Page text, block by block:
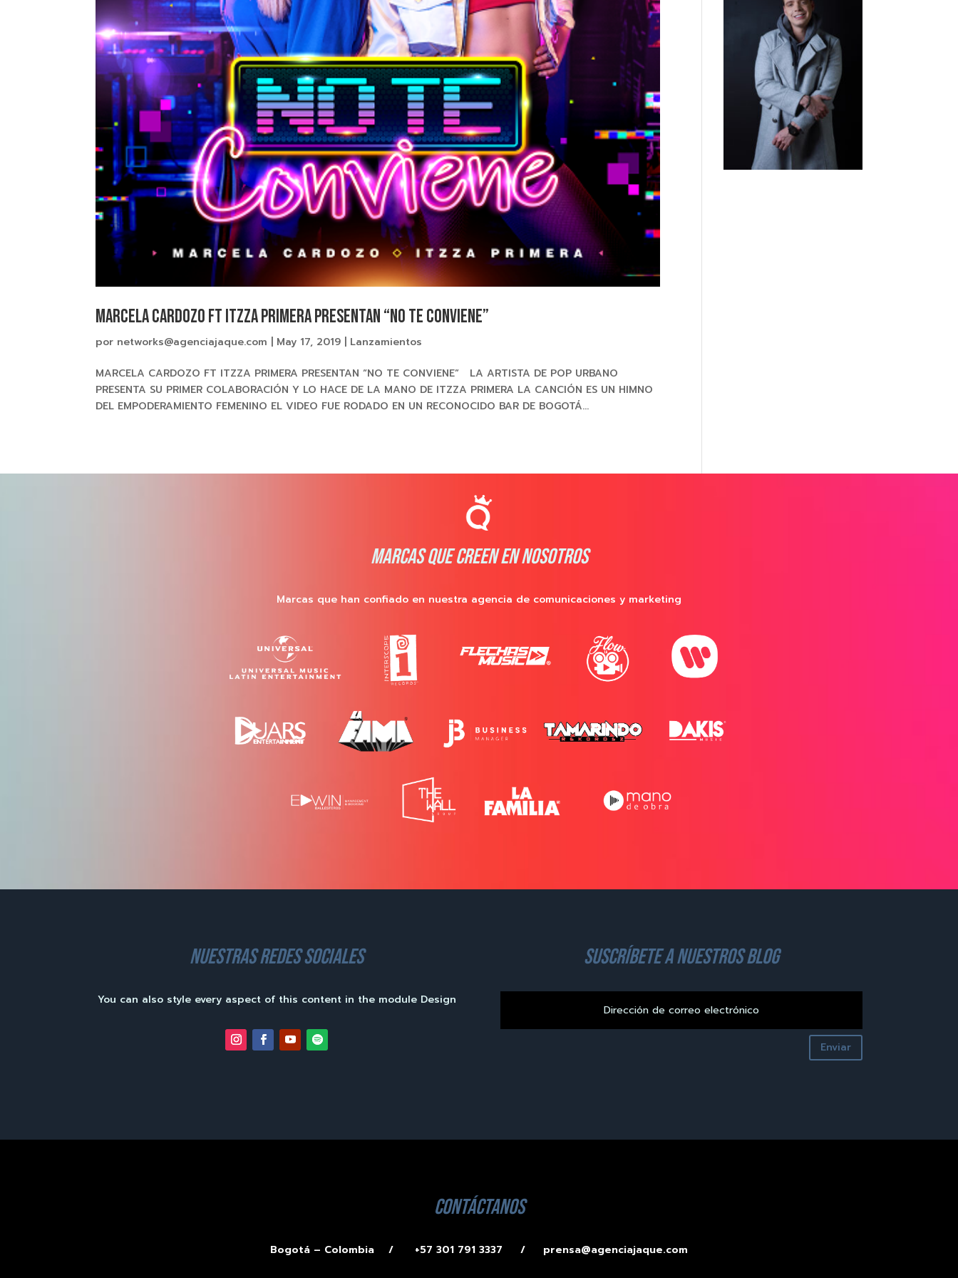
MARCELA CARDOZO FT ITZZA PRIMERA PRESENTAN “NO TE CONVIENE”
por networks@agenciajaque.com | May 17, 2019 | Lanzamientos
MARCELA CARDOZO FT ITZZA PRIMERA PRESENTAN “NO TE CONVIENE” LA ARTISTA DE POP URBANO
PRESENTA SU PRIMER COLABORACIÓN Y LO HACE DE LA MANO DE ITZZA PRIMERA LA CANCIÓN ES UN HIMNO
DEL EMPODERAMIENTO FEMENINO EL VIDEO FUE RODADO EN UN RECONOCIDO BAR DE BOGOTÁ...
MARCAS QUE CREEN EN NOSOTROS
Marcas que han confiado en nuestra agencia de comunicaciones y marketing
nuestras redes sociales
You can also style every aspect of this content in the module Design
suscríbete a nuestros blog
Enviar
contáctanos
Bogotá – Colombia / +57 301 791 3337 / prensa@agenciajaque.com